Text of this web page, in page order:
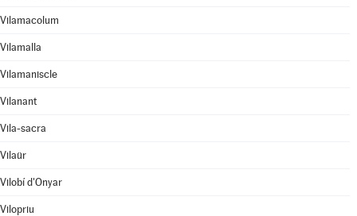
Vilamacolum
Vilamalla
Vilamaniscle
Vilanant
Vila-sacra
Vilaür
Vilobí d'Onyar
Vilopriu